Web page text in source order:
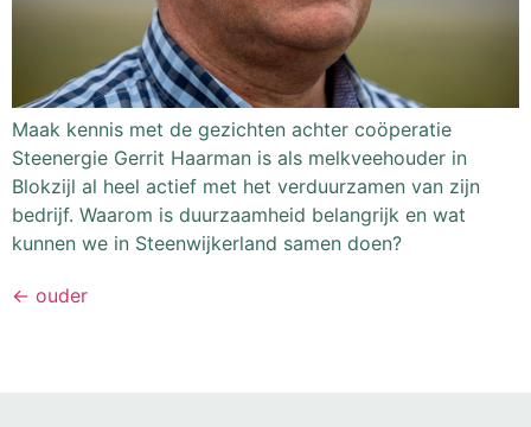
Maak kennis met de gezichten achter coöperatie
Steenergie Gerrit Haarman is als melkveehouder in
Blokzijl al heel actief met het verduurzamen van zijn
bedrijf. Waarom is duurzaamheid belangrijk en wat
kunnen we in Steenwijkerland samen doen?
← ouder